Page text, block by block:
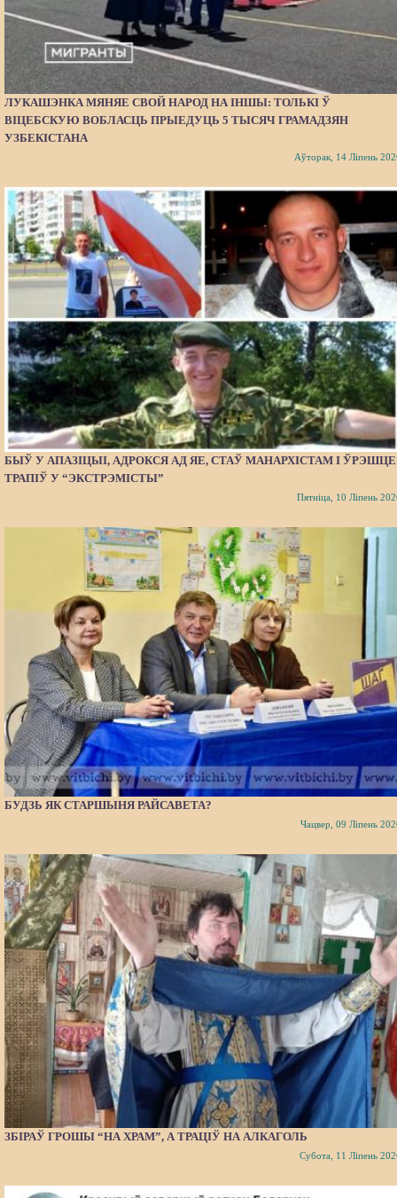
ЛУКАШЭНКА МЯНЯЕ СВОЙ НАРОД НА ІНШЫ: ТОЛЬКІ Ў
ВІЦЕБСКУЮ ВОБЛАСЦЬ ПРЫЕДУЦЬ 5 ТЫСЯЧ ГРАМАДЗЯН
УЗБЕКІСТАНА
Аўторак, 14 Ліпень
БЫЎ У АПАЗІЦЫІ, АДРОКСЯ АД ЯЕ, СТАЎ МАНАРХІСТАМ І ЎРЭШЦЕ
ТРАПІЎ У “ЭКСТРЭМІСТЫ”
Пятніца, 10 Ліпень
БУДЗЬ ЯК СТАРШЫНЯ РАЙСАВЕТА?
Чацвер, 09 Ліпень
ЗБІРАЎ ГРОШЫ “НА ХРАМ”, А ТРАЦІЎ НА АЛКАГОЛЬ
Субота, 11 Ліпень